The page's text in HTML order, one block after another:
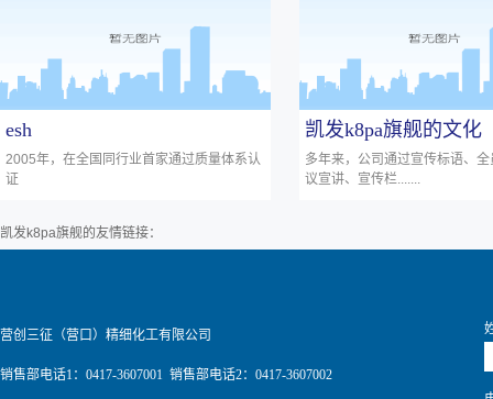
esh
2005年，在全国同行业首家通过质量体系认
证
凯发k8pa旗舰的文化
多年来，公司通过宣传标语、
议宣讲、宣传栏.......
凯发k8pa旗舰的友情链接：
营创三征（营口）精细化工有限公司
销售部电话1：0417-3607001 销售部电话2：0417-3607002